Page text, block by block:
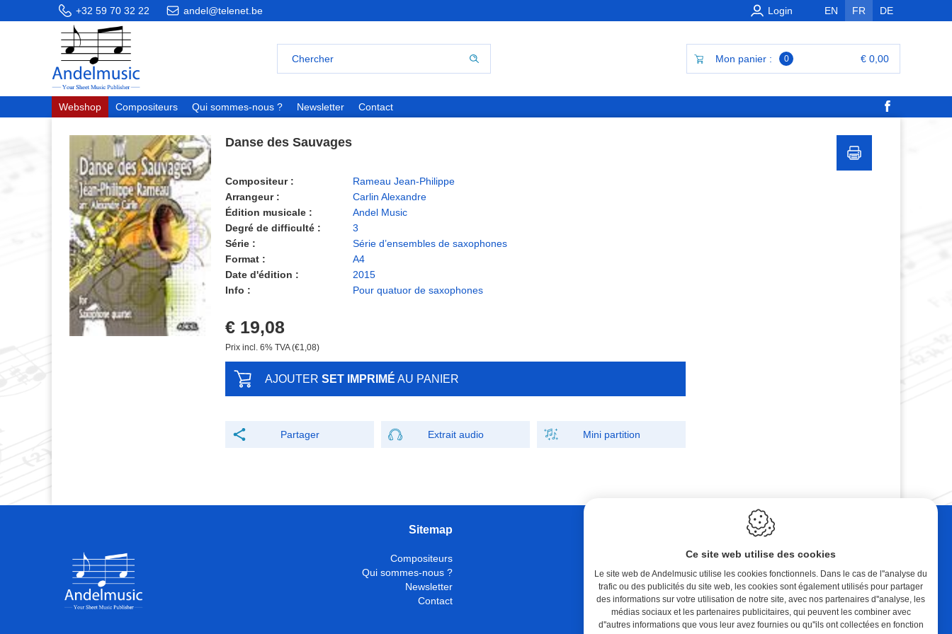
+32 59 70 32 22 andel@telenet.be EN FR DE
Login
Mon panier : 0 € 0,00
Webshop Compositeurs Qui sommes-nous ? Newsletter Contact
Danse des Sauvages
Compositeur :
Rameau Jean-Philippe
Arrangeur :
Carlin Alexandre
Édition musicale :
Andel Music
Degré de difficulté :
3
Série :
Série d’ensembles de saxophones
Format :
A4
Date d'édition :
2015
Info :
Pour quatuor de saxophones
€ 19,08
Prix ​​incl. 6% TVA (€1,08)
AJOUTER SET IMPRIMÉ AU PANIER
Partager Extrait audio Mini partition
Sitemap
Compositeurs
Qui sommes-nous ?
Newsletter
Contact
Concert Band
Mon compte
Panier
Klaprozenlaan 30
8400 Oostende
België
E.:andel@telenet.be
Ce site web utilise des cookies
Le site web de Andelmusic utilise les cookies fonctionnels. Dans le cas de l''analyse du
trafic ou des publicités du site web, les cookies sont également utilisés pour partager
des informations sur votre utilisation de notre site, avec nos partenaires d''analyse, les
médias sociaux et les partenaires publicitaires, qui peuvent les combiner avec
d''autres informations que vous leur avez fournies ou qu''ils ont collectées en fonction